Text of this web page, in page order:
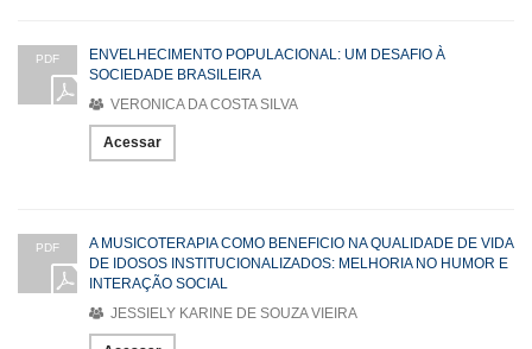
PDF
ENVELHECIMENTO POPULACIONAL: UM DESAFIO À
SOCIEDADE BRASILEIRA
VERONICA DA COSTA SILVA
Acessar
PDF
A MUSICOTERAPIA COMO BENEFICIO NA QUALIDADE DE VIDA
DE IDOSOS INSTITUCIONALIZADOS: MELHORIA NO HUMOR E
INTERAÇÃO SOCIAL
JESSIELY KARINE DE SOUZA VIEIRA